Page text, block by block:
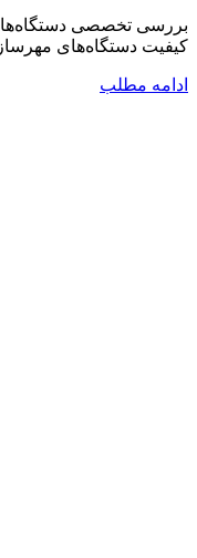
بررسی تخصصی
کیفیت دستگاه‌های
ادامه مطلب